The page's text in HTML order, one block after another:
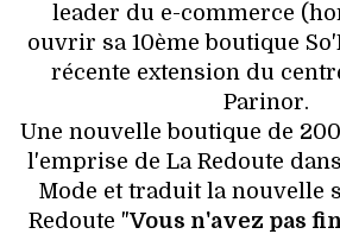
LIEUX
BEAUTÉ
MODE DE
JEUNES
leader du e-commerce
ouvrir sa 10ème boutique
récente extension du
Parinor.
Une nouvelle boutique de
l'emprise de La Redoute
Mode et traduit la nouvelle
Redoute "Vous n'avez pas